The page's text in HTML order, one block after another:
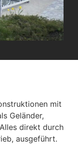
mit
Geländer,
direkt durch
ausgeführt.